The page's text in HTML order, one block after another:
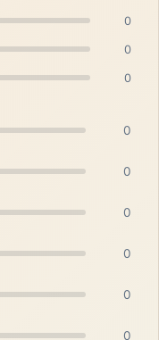
0
0
0
0
0
0
0
0
0